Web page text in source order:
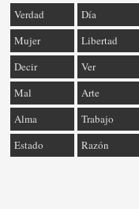
Verdad
Día
Mujer
Libertad
Decir
Ver
Mal
Arte
Alma
Trabajo
Estado
Razón